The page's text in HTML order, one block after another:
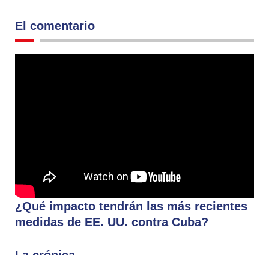
El comentario
¿Qué impacto tendrán las más recientes
medidas de EE. UU. contra Cuba?